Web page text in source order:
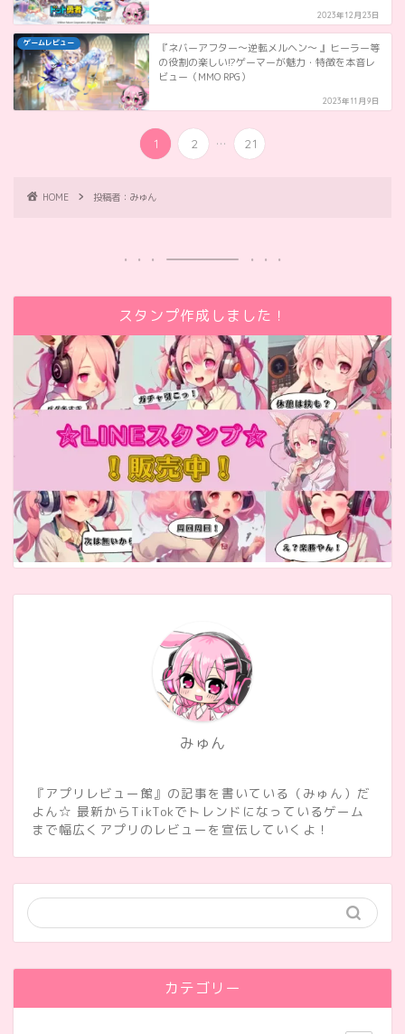
2023年12月23日
ゲームレビュー
『ネバーアフター～逆転メルヘン～ 』ヒーラー等
の役割の楽しい!?ゲーマーが魅力・特徴を本音レ
ビュー（MMO RPG）
2023年11月9日
1 2 ... 21
HOME 投稿者：みゅん
スタンプ作成しました！
みゅん
『アプリレビュー館』の記事を書いている（みゅん）だ
よん☆ 最新からTikTokでトレンドになっているゲーム
まで幅広くアプリのレビューを宣伝していくよ！
カテゴリー